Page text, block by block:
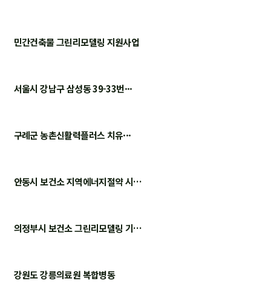
민간건축물 그린리모델링 지원사업
서울시 강남구 삼성동 39-33번···
구례군 농촌신활력플러스 치유···
안동시 보건소 지역에너지절약 시…
의정부시 보건소 그린리모델링 기…
강원도 강릉의료원 복합병동